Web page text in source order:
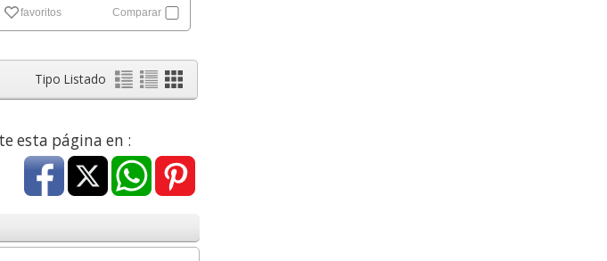
favoritos Comparar
Tipo Listado
esta página en :